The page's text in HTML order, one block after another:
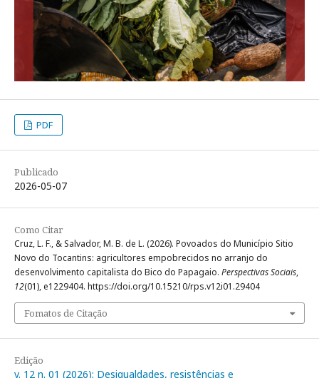
PDF
Publicado
2026-05-07
Como Citar
Cruz, L. F., & Salvador, M. B. de L. (2026). Povoados do Município Sitio
Novo do Tocantins: agricultores empobrecidos no arranjo do
desenvolvimento capitalista do Bico do Papagaio. Perspectivas Sociais,
12(01), e1229404. https://doi.org/10.15210/rps.v12i01.29404
Fomatos de Citação
Edição
v. 12 n. 01 (2026): Desigualdades, resistências e